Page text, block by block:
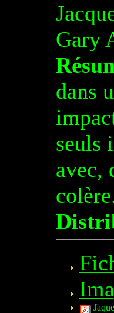
Gary
dans
seuls
avec,